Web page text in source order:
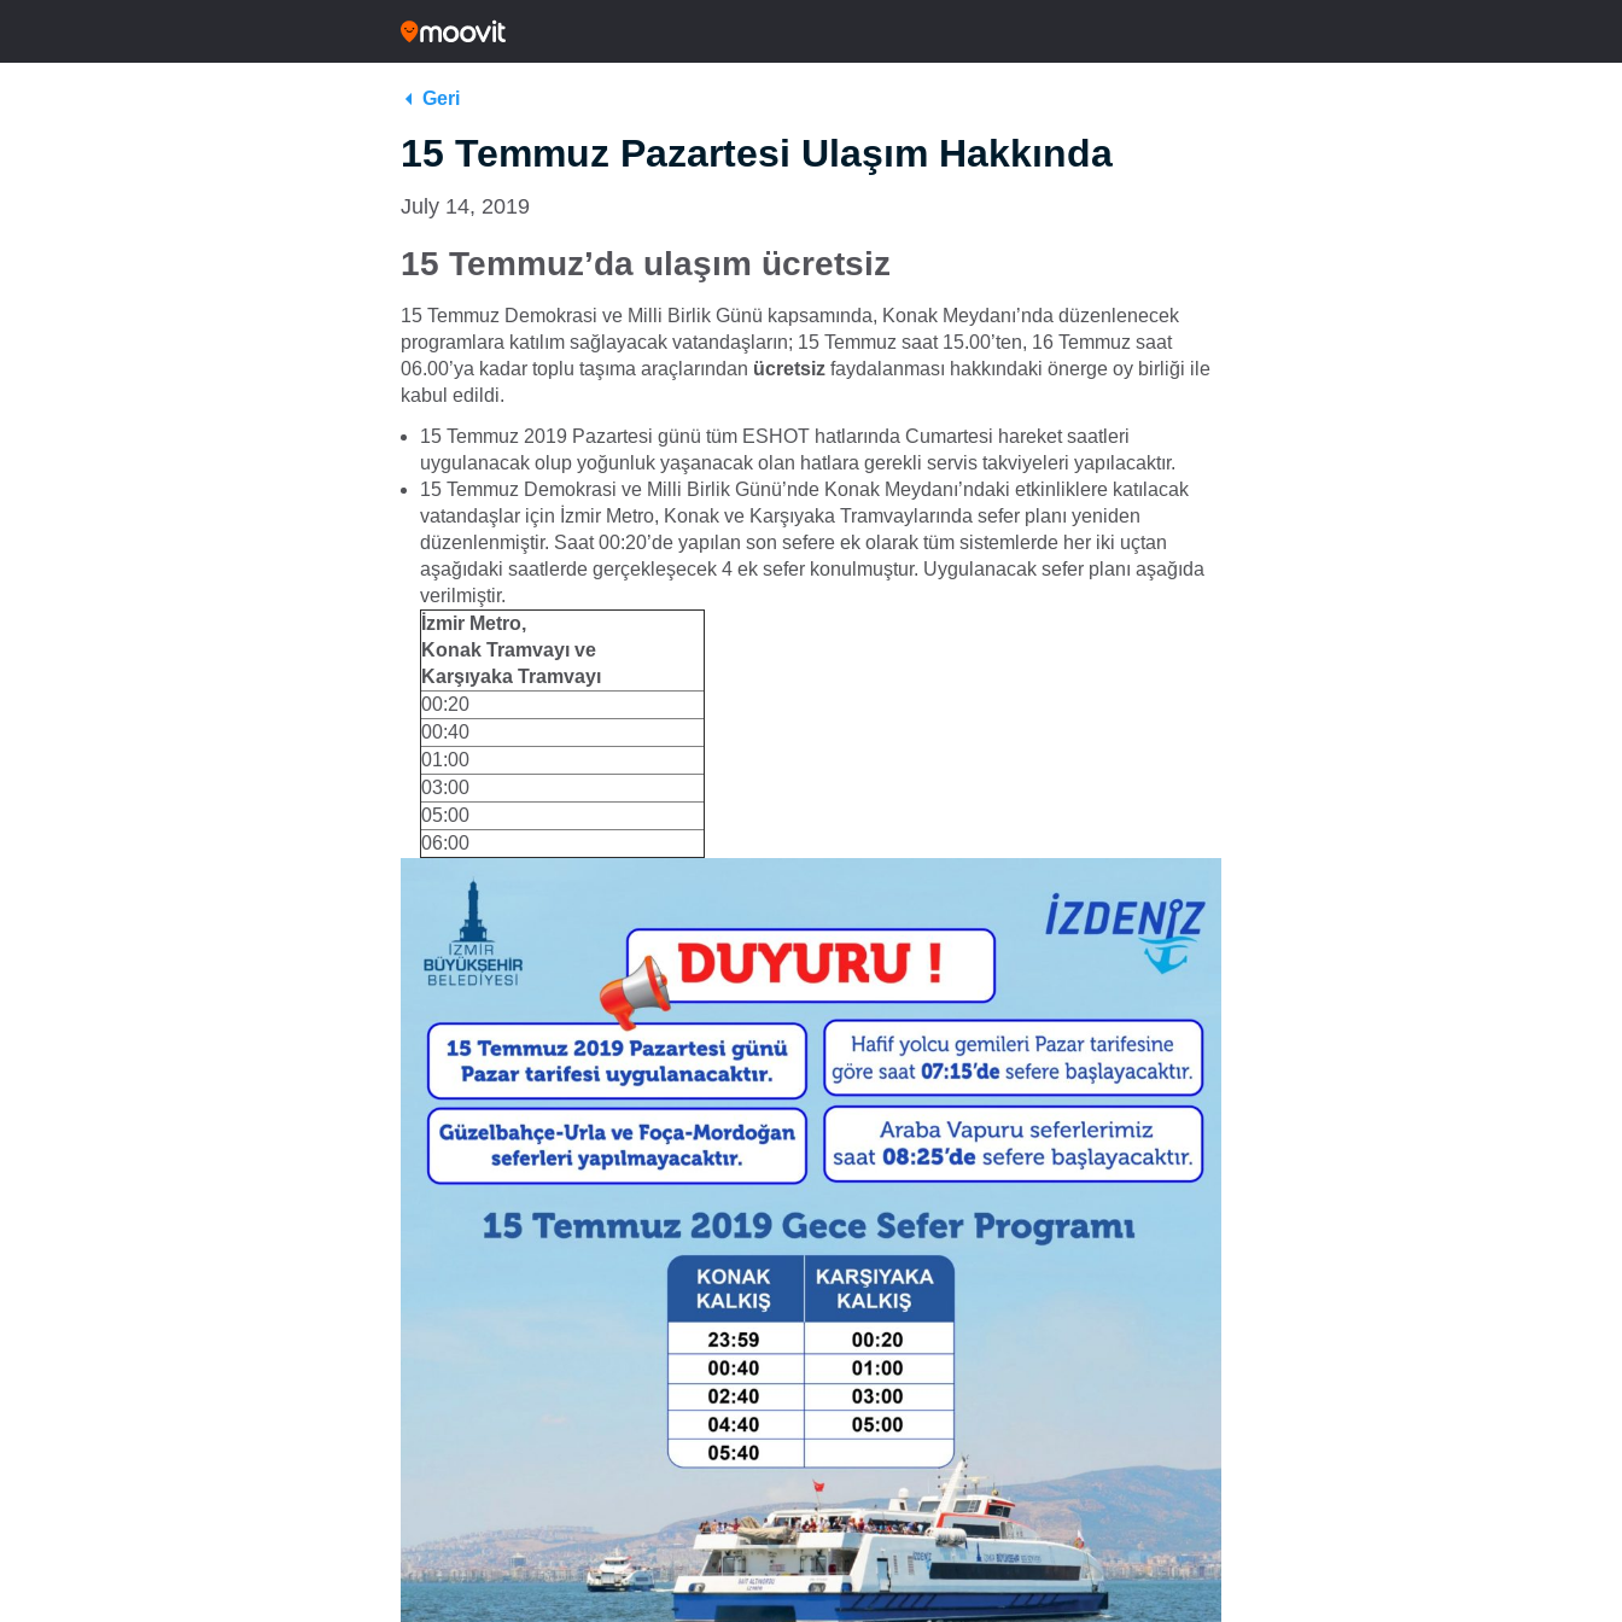
Geri
15 Temmuz Pazartesi Ulaşım Hakkında
July 14, 2019
15 Temmuz’da ulaşım ücretsiz
15 Temmuz Demokrasi ve Milli Birlik Günü kapsamında, Konak Meydanı’nda düzenlenecek
programlara katılım sağlayacak vatandaşların; 15 Temmuz saat 15.00’ten, 16 Temmuz saat
06.00’ya kadar toplu taşıma araçlarından ücretsiz faydalanması hakkındaki önerge oy birliği ile
kabul edildi.
15 Temmuz 2019 Pazartesi günü tüm ESHOT hatlarında Cumartesi hareket saatleri
uygulanacak olup yoğunluk yaşanacak olan hatlara gerekli servis takviyeleri yapılacaktır.
15 Temmuz Demokrasi ve Milli Birlik Günü’nde Konak Meydanı’ndaki etkinliklere katılacak
vatandaşlar için İzmir Metro, Konak ve Karşıyaka Tramvaylarında sefer planı yeniden
düzenlenmiştir. Saat 00:20’de yapılan son sefere ek olarak tüm sistemlerde her iki uçtan
aşağıdaki saatlerde gerçekleşecek 4 ek sefer konulmuştur. Uygulanacak sefer planı aşağıda
verilmiştir.
İzmir Metro,
Konak Tramvayı ve
Karşıyaka Tramvayı
00:20
00:40
01:00
03:00
05:00
06:00